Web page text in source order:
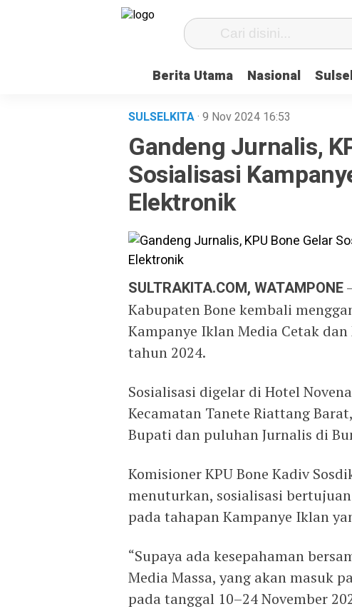
Berita Utama Nasional
SULSELKITA· 9 Nov 2024 16:53
Gandeng Jurnalis,
Sosialisasi
Elektronik
SULTRAKITA.COM, WATAMPONE
Kabupaten Bone kembali
Kampanye Iklan Media Cetak
tahun 2024.
Sosialisasi digelar di Hotel
Kecamatan Tanete Riattang
Bupati dan puluhan Jurnalis di
Komisioner KPU Bone Kadiv
menuturkan, sosialisasi
pada tahapan Kampanye Iklan
“Supaya ada kesepahaman
Media Massa, yang akan masuk
pada tanggal 10–24 November